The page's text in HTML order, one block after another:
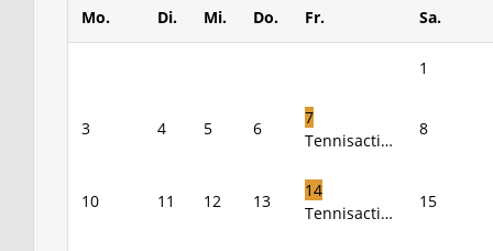
Mo. Di. Mi. Do. Fr. Sa.
1
3 4 5 6
7
Tennisacti…
8
10 11 12 13
14
Tennisacti…
15